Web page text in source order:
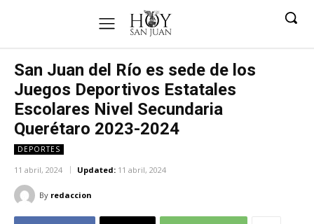
San Juan del Río es sede de los
Juegos Deportivos Estatales
Escolares Nivel Secundaria
Querétaro 2023-2024
DEPORTES
11 abril, 2024 Updated: 11 abril, 2024
By redaccion